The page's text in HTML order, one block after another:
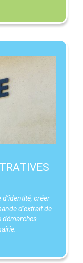
créer
d'extrait de
démarches